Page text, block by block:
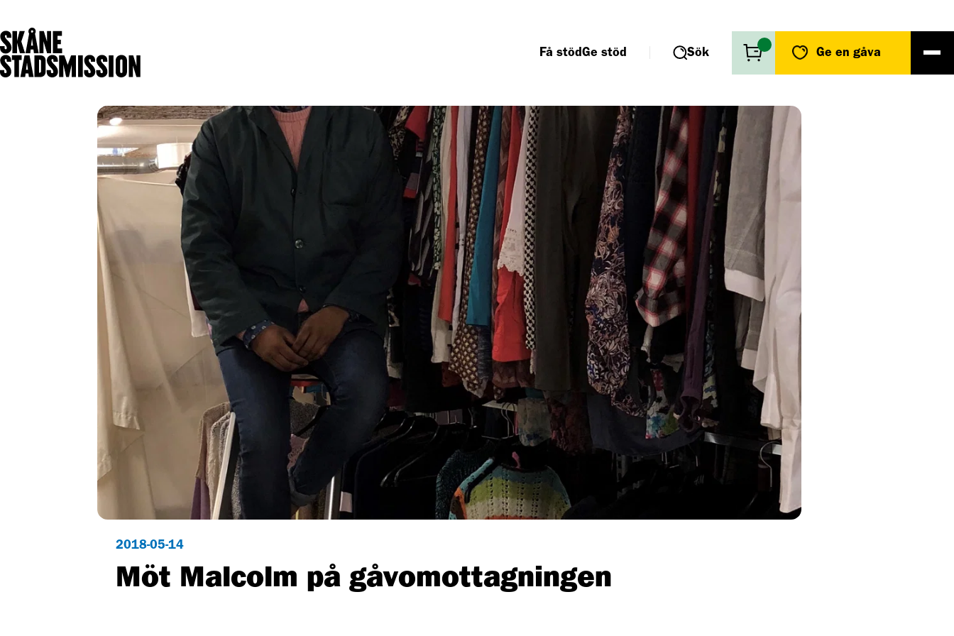
Få stödGe stöd Sök Ge en gåva
Få stöd
Hitta stöd för dig
Hitta mötesplats
Matmissionen
Börja arbetsträna
Sjuk- och tandvård
Värmestugan
Malmö
Nattjouren
Kristianstad
Ge stöd
Olika sätt att
Gåvoshop
Skänk kläder och
prylar
Vägen till arbete
Second hand
Våra butiker
Gåvoinlämning
Remake
Kontakta oss
Vanliga frågor
Pressrum
Organisation
Jobba hos oss
Rapporter och
årsredovisningar
Tryggt givande
Beställ oblat
2018-05-14
Möt Malcolm på gåvomottagningen